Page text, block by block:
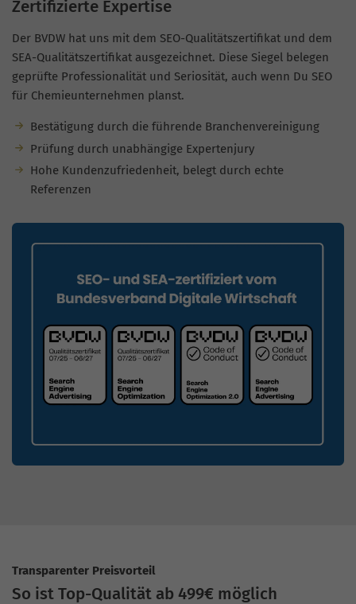
Zertifizierte Expertise
Der BVDW hat uns mit dem SEO-Qualitätszertifikat und dem
SEA-Qualitätszertifikat ausgezeichnet. Diese Siegel belegen
geprüfte Professionalität und Seriosität, auch wenn Du SEO
für Chemieunternehmen planst.
Bestätigung durch die führende Branchenvereinigung
Prüfung durch unabhängige Expertenjury
Hohe Kundenzufriedenheit, belegt durch echte
Referenzen
Transparenter Preisvorteil
So ist Top-Qualität ab 499€ möglich